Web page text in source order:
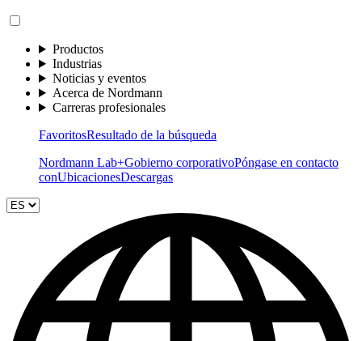
Productos
Industrias
Noticias y eventos
Acerca de Nordmann
Carreras profesionales
FavoritosResultado de la búsqueda
Nordmann Lab+Gobierno corporativoPóngase en contacto
conUbicacionesDescargas